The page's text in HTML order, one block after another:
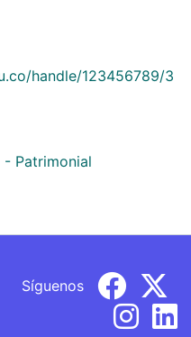
handle/123456789/3
- Patrimonial
Síguenos